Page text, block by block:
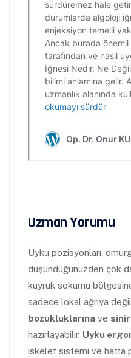
Uzman Yorumu
Uyku pozisyonları,
düşündüğünüzden çok
kuyruk sokumu
sadece lokal ağrıya
bozukluklarına ve sinir
hazırlayabilir. Uyku
iskelet sistemi ve hatta